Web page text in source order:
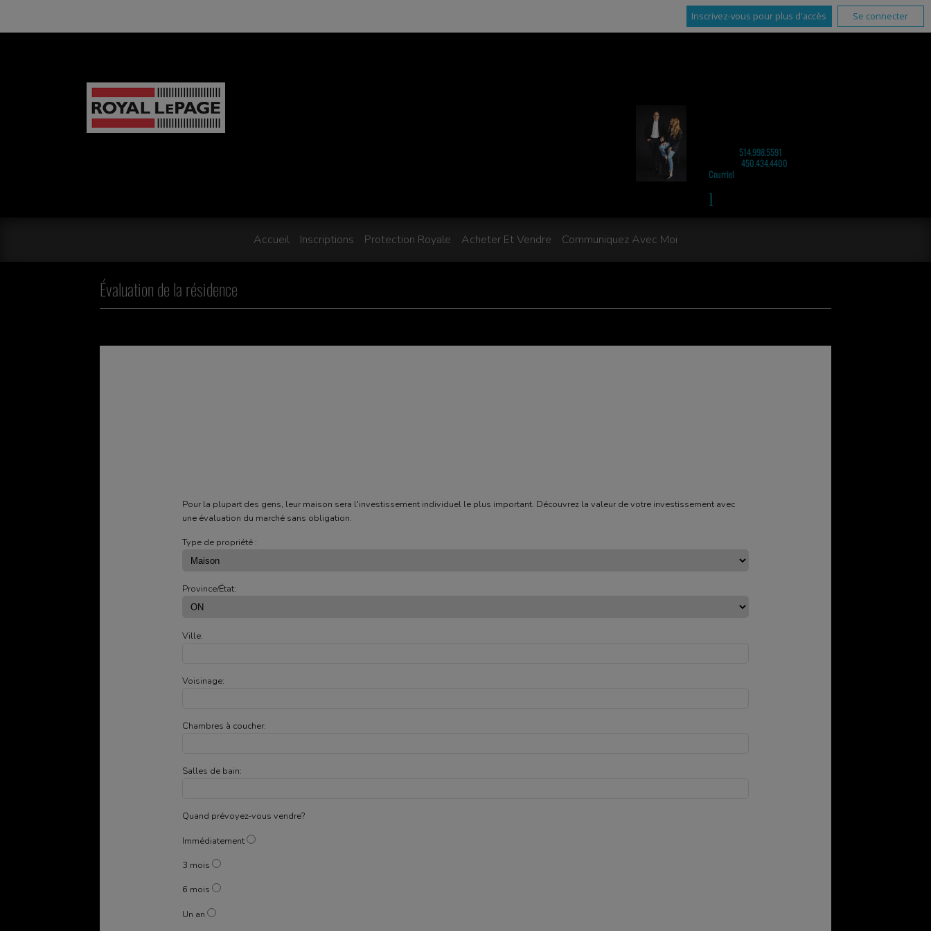
Inscrivez-vous pour plus d'accès Se connecter
514.998.5591
450.434.4400
Courriel
Accueil Inscriptions Protection Royale Acheter Et Vendre Communiquez Avec Moi
Évaluation de la résidence
Pour la plupart des gens, leur maison sera l'investissement individuel le plus important. Découvrez la valeur de votre investissement avec
une évaluation du marché sans obligation.
Type de propriété :
Province/État:
Ville:
Voisinage:
Chambres à coucher:
Salles de bain:
Quand prévoyez-vous vendre?
Immédiatement
3 mois
6 mois
Un an